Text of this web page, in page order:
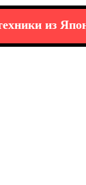
из Японии":